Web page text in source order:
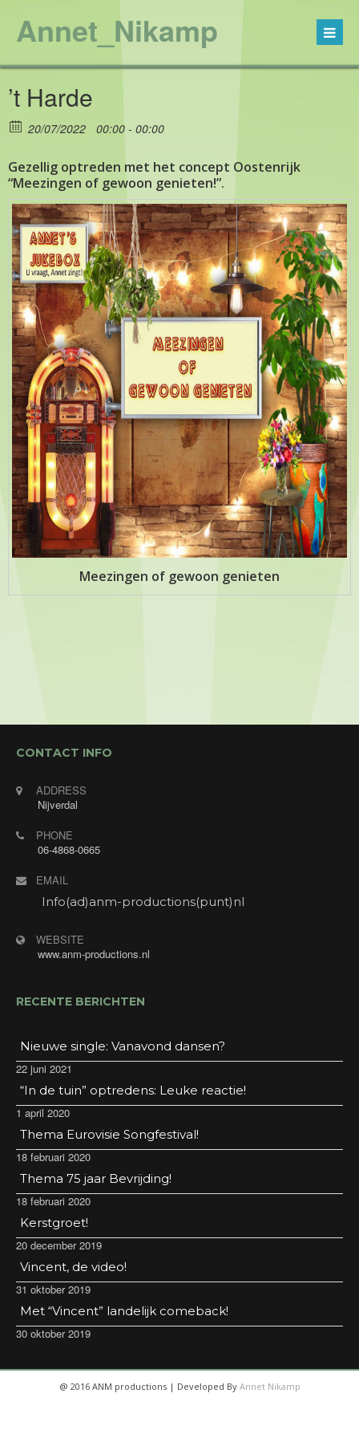
Annet_Nikamp
’t Harde
20/07/2022 00:00 - 00:00
Gezellig optreden met het concept Oostenrijk
“Meezingen of gewoon genieten!”.
Meezingen of gewoon genieten
CONTACT INFO
ADDRESS
Nijverdal
PHONE
06-4868-0665
EMAIL
Info(ad)anm-productions(punt)nl
WEBSITE
www.anm-productions.nl
RECENTE BERICHTEN
Nieuwe single: Vanavond dansen?
22 juni 2021
“In de tuin” optredens: Leuke reactie!
1 april 2020
Thema Eurovisie Songfestival!
18 februari 2020
Thema 75 jaar Bevrijding!
18 februari 2020
Kerstgroet!
20 december 2019
Vincent, de video!
31 oktober 2019
Met “Vincent” landelijk comeback!
30 oktober 2019
@ 2016 ANM productions | Developed By Annet Nikamp